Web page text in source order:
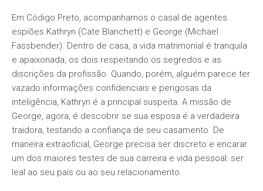
Em Código Preto, acompanhamos o casal de agentes
espiões Kathryn (Cate Blanchett) e George (Michael
Fassbender). Dentro de casa, a vida matrimonial é tranquila
e apaixonada, os dois respeitando os segredos e as
discrições da profissão. Quando, porém, alguém parece ter
vazado informações confidenciais e perigosas da
inteligência, Kathryn é a principal suspeita. A missão de
George, agora, é descobrir se sua esposa é a verdadeira
traidora, testando a confiança de seu casamento. De
maneira extraoficial, George precisa ser discreto e encarar
um dos maiores testes de sua carreira e vida pessoal: ser
leal ao seu país ou ao seu relacionamento.